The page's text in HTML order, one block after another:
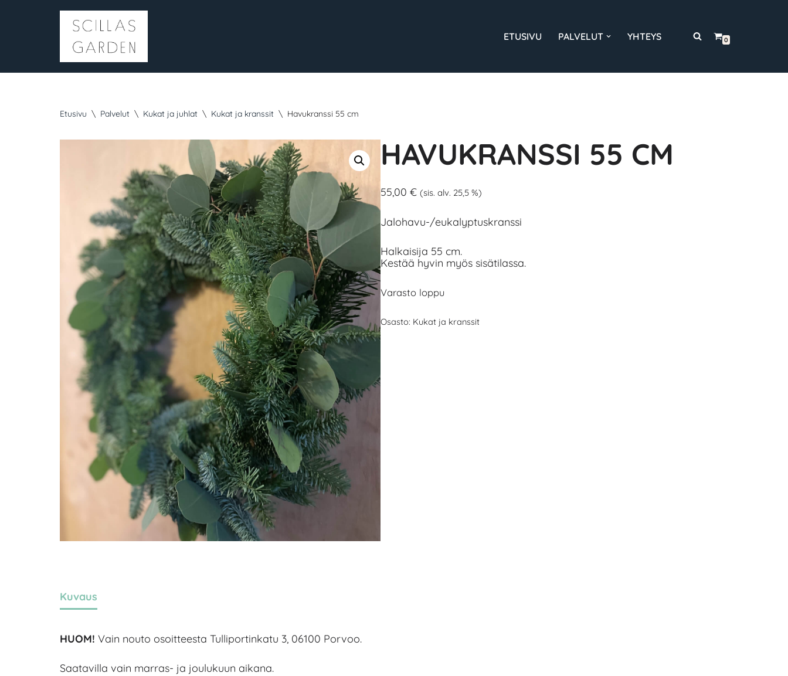
ETUSIVU PALVELUT YHTEYS 0
Etusivu \ Palvelut \ Kukat ja juhlat \ Kukat ja kranssit \ Havukranssi 55 cm
HAVUKRANSSI 55 CM
55,00€ (sis. alv. 25,5 %)
Jalohavu-/eukalyptuskranssi
Halkaisija 55 cm.
Kestää hyvin myös sisätilassa.
Varasto loppu
Osasto: Kukat ja kranssit
Kuvaus
HUOM! Vain nouto osoitteesta Tulliportinkatu 3, 06100 Porvoo.
Saatavilla vain marras- ja joulukuun aikana.